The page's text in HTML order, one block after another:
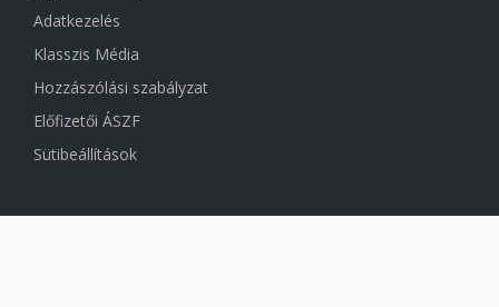
Adatkezelés
Klasszis Média
Hozzászólási szabályzat
Előfizetői ÁSZF
Sütibeállítások